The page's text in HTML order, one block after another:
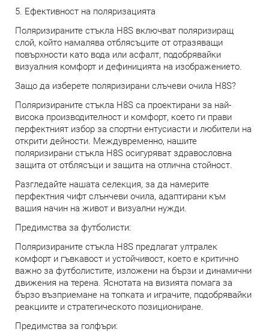
5. Ефективност на поляризацията
Поляризираните стъкла H8S включват поляризиращ
слой, който намалява отблясъците от отразяващи
повърхности като вода или асфалт, подобрявайки
визуалния комфорт и дефиницията на изображението.
Защо да изберете поляризирани слъчеви очила H8S?
Поляризираните стъкла H8S са проектирани за най-
висока производителност и комфорт, което ги прави
перфектният избор за спортни ентусиасти и любители на
открити дейности. Междувременно, нашите
поляризирани стъкла H8S осигуряват здравословна
защита от отблясъци и защита на отлична стойност.
Разгледайте нашата селекция, за да намерите
перфектния чифт слънчеви очила, адаптирани към
вашия начин на живот и визуални нужди.
Предимства за футболисти:
Поляризираните стъкла H8S предлагат ултралек
комфорт и гъвкавост и устойчивост, което е критично
важно за футболистите, изложени на бързи и динамични
движения на терена. Яснотата на визията помага за
бързо възприемане на топката и играчите, подобрявайки
реакциите и стратегическото позициониране.
Предимства за голфъри: